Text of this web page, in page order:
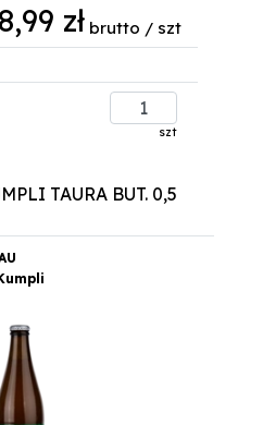
zł brutto / szt
szt
TAURA BUT. 0,5